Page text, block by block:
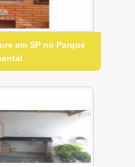
em SP no Parque